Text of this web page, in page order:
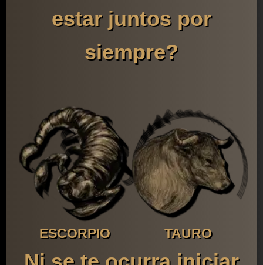
estar juntos por
siempre?
ESCORPIO TAURO